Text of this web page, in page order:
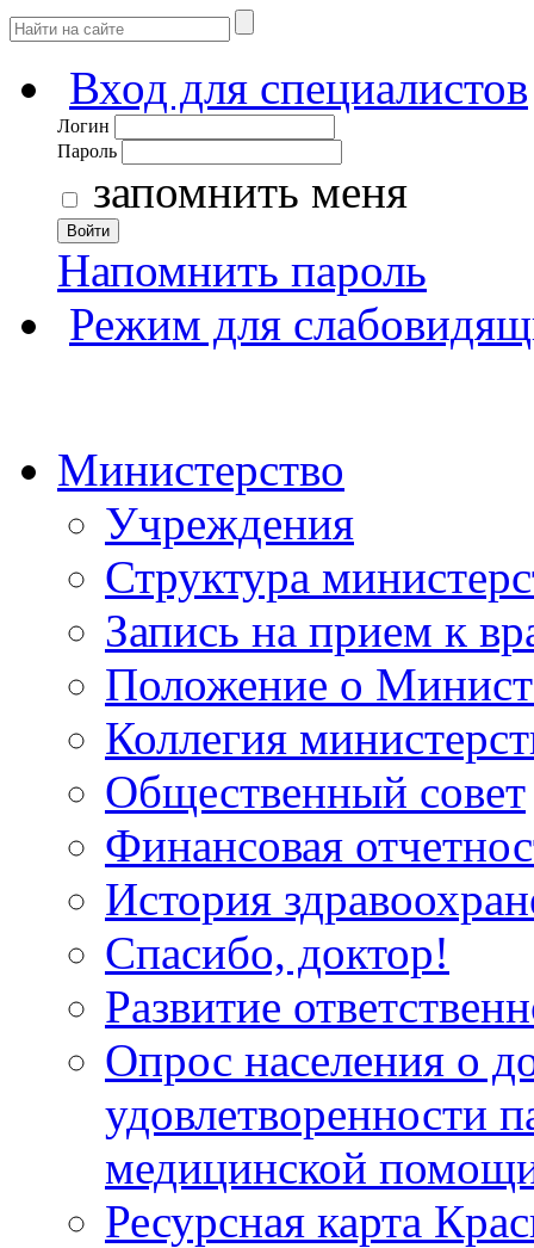
Вход для специалистов
Логин
Пароль
запомнить меня
Войти
Напомнить пароль
Режим для
Министерство
Учреждения
Структура
Запись на прием к
Положение о
Коллегия
Общественный совет
Финансовая
История
Спасибо, доктор!
Развитие
Опрос населения о
удовлетворенности
медицинской
Ресурсная карта